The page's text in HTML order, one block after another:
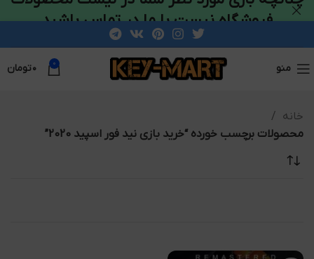
منو 0 ۰تومان
خانه
محصولات برچسب خورده “خرید بازی نید فور اسپید 2020”
فروشگاه نیست با ما در تماس باشید